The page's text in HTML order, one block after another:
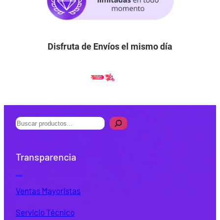
Disfruta de Envíos el mismo día
B
c
a
r
Transparencia
Ventas Mayoristas
Servicio Técnico